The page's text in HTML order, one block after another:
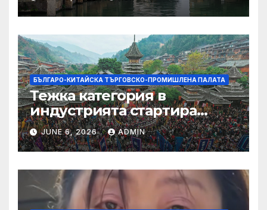
БЪЛГАРО-КИТАЙСКА ТЪРГОВСКО-ПРОМИШЛЕНА ПАЛАТА
Тежка категория в
индустрията стартира
алианс за космическа
слънчева енергия
JUNE 6, 2026 ADMIN